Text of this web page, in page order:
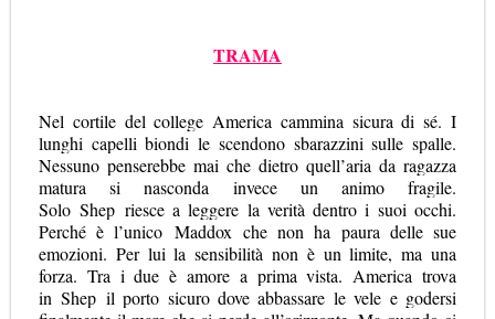
TRAMA
Nel cortile del college America cammina sicura di sé. I
lunghi capelli biondi le scendono sbarazzini sulle spalle.
Nessuno penserebbe mai che dietro quell’aria da ragazza
matura si nasconda invece un animo fragile.
SoloShep riesce a leggere la verità dentro i suoi occhi.
Perché è l’unico Maddoxche non ha paura delle sue
emozioni. Per lui la sensibilità non è un limite, ma una
forza. Tra i due è amore a prima vista. America trova
inShep il porto sicuro dove abbassare le vele e godersi